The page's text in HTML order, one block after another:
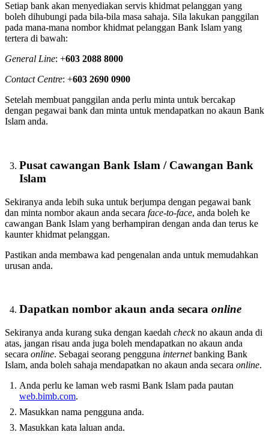
Setiap bank akan menyediakan servis khidmat pelanggan yang
boleh dihubungi pada bila-bila masa sahaja. Sila lakukan panggilan
pada mana-mana nombor khidmat pelanggan Bank Islam yang
tertera di bawah:
General Line: +603 2088 8000
Contact Centre: +603 2690 0900
Setelah membuat panggilan anda perlu minta untuk bercakap
dengan pegawai bank dan minta untuk mendapatkan no akaun Bank
Islam anda.
Pusat cawangan Bank Islam / Cawangan Bank
Islam
Sekiranya anda lebih suka untuk berjumpa dengan pegawai bank
dan minta nombor akaun anda secara face-to-face, anda boleh ke
cawangan Bank Islam yang berhampiran dengan anda dan terus ke
kaunter khidmat pelanggan.
Pastikan anda membawa kad pengenalan anda untuk memudahkan
urusan anda.
Dapatkan nombor akaun anda secara online
Sekiranya anda kurang suka dengan kaedah checkno akaun anda di
atas, jangan risau anda juga boleh mendapatkan no akaun anda
secara online. Sebagai seorang pengguna internetbanking Bank
Islam, anda boleh sahaja mendapatkan no akaun anda secara online.
Anda perlu ke laman web rasmi Bank Islam pada pautan
web.bimb.com.
Masukkan nama pengguna anda.
Masukkan kata laluan anda.